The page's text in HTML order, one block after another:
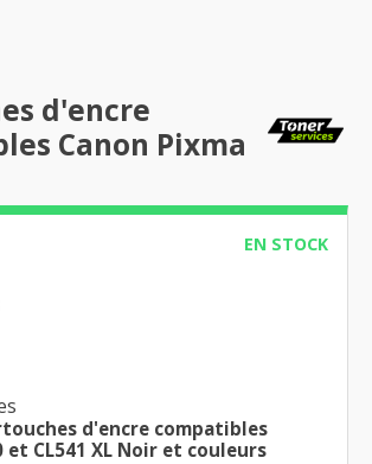
d'encre
Canon Pixma
EN STOCK
d'encre compatibles
et CL541 XL Noir et couleurs